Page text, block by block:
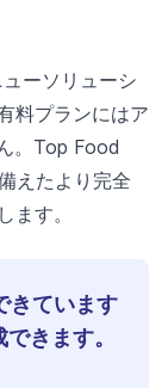
ーソリューシ
料プランにはア
。Top Food
えたより完全
ます。
きています
きます。